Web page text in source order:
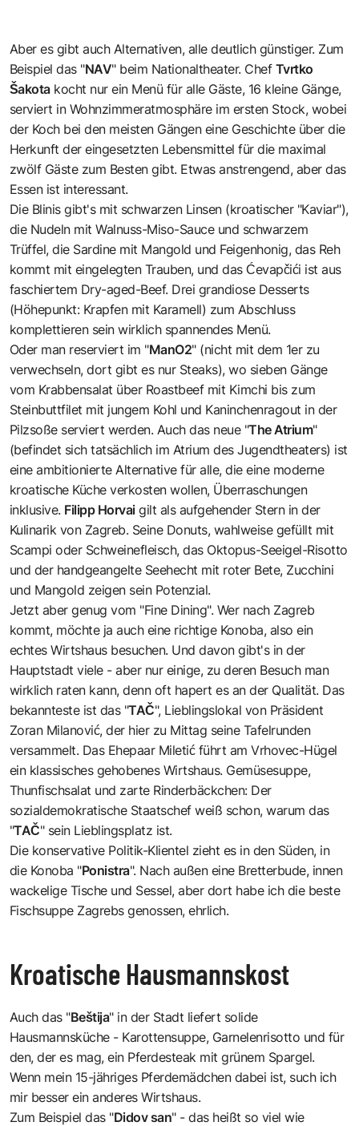
Aber es gibt auch Alternativen, alle deutlich günstiger. Zum
Beispiel das "NAV" beim Nationaltheater. Chef Tvrtko
Šakota kocht nur ein Menü für alle Gäste, 16 kleine Gänge,
serviert in Wohnzimmeratmosphäre im ersten Stock, wobei
der Koch bei den meisten Gängen eine Geschichte über die
Herkunft der eingesetzten Lebensmittel für die maximal
zwölf Gäste zum Besten gibt. Etwas anstrengend, aber das
Essen ist interessant.
Die Blinis gibt's mit schwarzen Linsen (kroatischer "Kaviar"),
die Nudeln mit Walnuss-Miso-Sauce und schwarzem
Trüffel, die Sardine mit Mangold und Feigenhonig, das Reh
kommt mit eingelegten Trauben, und das Ćevapčići ist aus
faschiertem Dry-aged-Beef. Drei grandiose Desserts
(Höhepunkt: Krapfen mit Karamell) zum Abschluss
komplettieren sein wirklich spannendes Menü.
Oder man reserviert im "ManO2" (nicht mit dem 1er zu
verwechseln, dort gibt es nur Steaks), wo sieben Gänge
vom Krabbensalat über Roastbeef mit Kimchi bis zum
Steinbuttfilet mit jungem Kohl und Kaninchenragout in der
Pilzsoße serviert werden. Auch das neue "The Atrium"
(befindet sich tatsächlich im Atrium des Jugendtheaters) ist
eine ambitionierte Alternative für alle, die eine moderne
kroatische Küche verkosten wollen, Überraschungen
inklusive. Filipp Horvai gilt als aufgehender Stern in der
Kulinarik von Zagreb. Seine Donuts, wahlweise gefüllt mit
Scampi oder Schweinefleisch, das Oktopus-Seeigel-Risotto
und der handgeangelte Seehecht mit roter Bete, Zucchini
und Mangold zeigen sein Potenzial.
Jetzt aber genug vom "Fine Dining". Wer nach Zagreb
kommt, möchte ja auch eine richtige Konoba, also ein
echtes Wirtshaus besuchen. Und davon gibt's in der
Hauptstadt viele - aber nur einige, zu deren Besuch man
wirklich raten kann, denn oft hapert es an der Qualität. Das
bekannteste ist das "TAČ", Lieblingslokal von Präsident
Zoran Milanović, der hier zu Mittag seine Tafelrunden
versammelt. Das Ehepaar Miletić führt am Vrhovec-Hügel
ein klassisches gehobenes Wirtshaus. Gemüsesuppe,
Thunfischsalat und zarte Rinderbäckchen: Der
sozialdemokratische Staatschef weiß schon, warum das
"TAČ" sein Lieblingsplatz ist.
Die konservative Politik-Klientel zieht es in den Süden, in
die Konoba "Ponistra". Nach außen eine Bretterbude, innen
wackelige Tische und Sessel, aber dort habe ich die beste
Fischsuppe Zagrebs genossen, ehrlich.
Kroatische Hausmannskost
Auch das "Beštija" in der Stadt liefert solide
Hausmannsküche - Karottensuppe, Garnelenrisotto und für
den, der es mag, ein Pferdesteak mit grünem Spargel.
Wenn mein 15-jähriges Pferdemädchen dabei ist, such ich
mir besser ein anderes Wirtshaus.
Zum Beispiel das "Didov san" - das heißt so viel wie